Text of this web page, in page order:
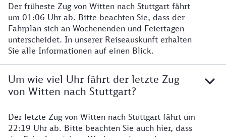
Der früheste Zug von Witten nach Stuttgart fährt
um 01:06 Uhr ab. Bitte beachten Sie, dass der
Fahrplan sich an Wochenenden und Feiertagen
unterscheidet. In unserer Reiseauskunft erhalten
Sie alle Informationen auf einen Blick.
Um wie viel Uhr fährt der letzte Zug
von Witten nach Stuttgart?
Der letzte Zug von Witten nach Stuttgart fährt um
22:19 Uhr ab. Bitte beachten Sie auch hier, dass